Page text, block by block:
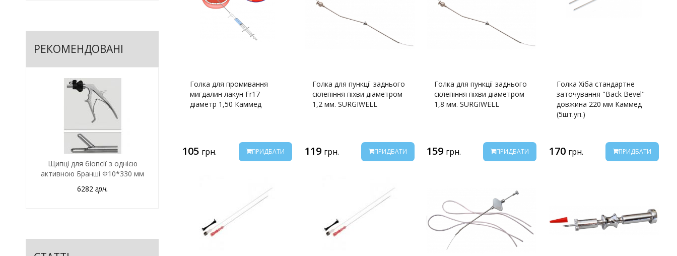
Голка для промивання
мигдалин лакун Fr17
діаметр 1,50 Каммед
105 грн. ПРИДБАТИ
Голка для пункції заднього
склепіння піхви діаметром
1,2 мм. SURGIWELL
119 грн. ПРИДБАТИ
Голка для пункції заднього
склепіння піхви діаметром
1,8 мм. SURGIWELL
159 грн. ПРИДБАТИ
Голка Хіба стандартне
заточування "Back Bevel"
довжина 220 мм Каммед
(5шт.уп.)
170 грн. ПРИДБАТИ
РЕКОМЕНДОВАНІ
Щипці для біопсії з однією
активною Бранші Ф10*330 мм
6282 грн.